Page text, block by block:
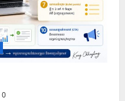
0